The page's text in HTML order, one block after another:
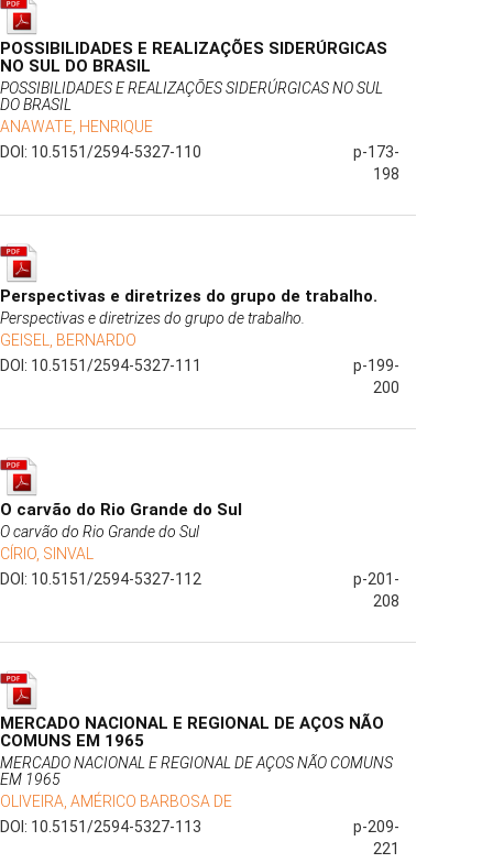
POSSIBILIDADES E REALIZAÇÕES SIDERÚRGICAS
NO SUL DO BRASIL
POSSIBILIDADES E REALIZAÇÕES SIDERÚRGICAS NO SUL
DO BRASIL
ANAWATE, HENRIQUE
DOI: 10.5151/2594-5327-110
p-173-
198
Perspectivas e diretrizes do grupo de trabalho.
Perspectivas e diretrizes do grupo de trabalho.
GEISEL, BERNARDO
DOI: 10.5151/2594-5327-111
p-199-
200
O carvão do Rio Grande do Sul
O carvão do Rio Grande do Sul
CÍRIO, SINVAL
DOI: 10.5151/2594-5327-112
p-201-
208
MERCADO NACIONAL E REGIONAL DE AÇOS NÃO
COMUNS EM 1965
MERCADO NACIONAL E REGIONAL DE AÇOS NÃO COMUNS
EM 1965
OLIVEIRA, AMÉRICO BARBOSA DE
DOI: 10.5151/2594-5327-113
p-209-
221